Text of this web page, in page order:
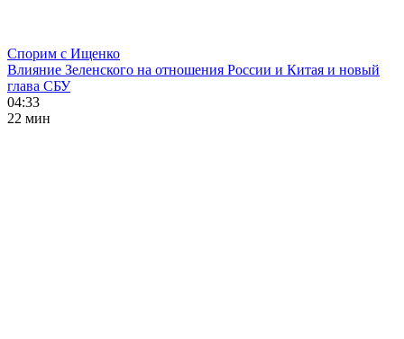
Спорим с Ищенко
Влияние Зеленского на отношения России и Китая и новый
глава СБУ
04:33
22 мин